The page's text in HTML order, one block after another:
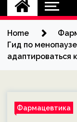
Home
Гид по
адаптироваться
Фармацевтика